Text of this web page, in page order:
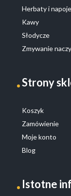
Herbaty i
Kawy
Słodycze
Zmywanie
Strony
Koszyk
Zamówienie
Moje konto
Blog
Istotne